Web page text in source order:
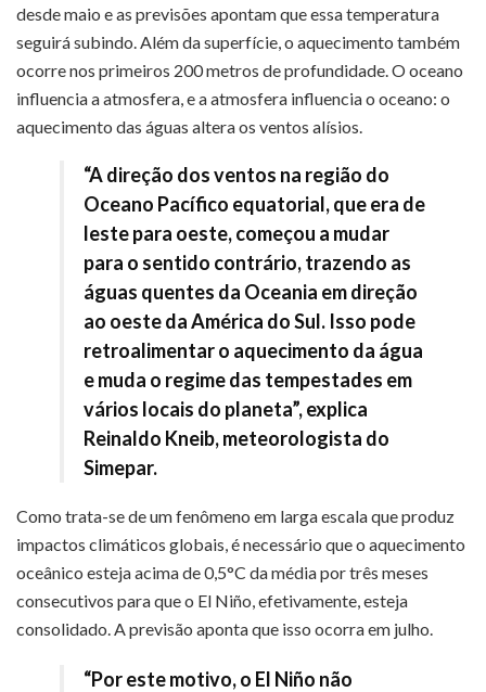
desde maio e as previsões apontam que essa temperatura
seguirá subindo. Além da superfície, o aquecimento também
ocorre nos primeiros 200 metros de profundidade. O oceano
influencia a atmosfera, e a atmosfera influencia o oceano: o
aquecimento das águas altera os ventos alísios.
“A direção dos ventos na região do
Oceano Pacífico equatorial, que era de
leste para oeste, começou a mudar
para o sentido contrário, trazendo as
águas quentes da Oceania em direção
ao oeste da América do Sul. Isso pode
retroalimentar o aquecimento da água
e muda o regime das tempestades em
vários locais do planeta”, explica
Reinaldo Kneib, meteorologista do
Simepar.
Como trata-se de um fenômeno em larga escala que produz
impactos climáticos globais, é necessário que o aquecimento
oceânico esteja acima de 0,5°C da média por três meses
consecutivos para que o El Niño, efetivamente, esteja
consolidado. A previsão aponta que isso ocorra em julho.
“Por este motivo, o El Niño não